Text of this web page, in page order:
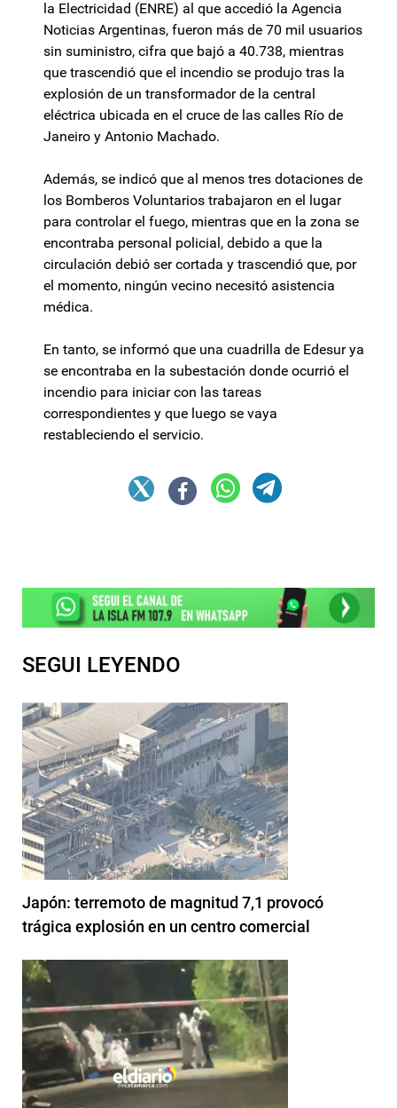
la Electricidad (ENRE) al que accedió la Agencia
Noticias Argentinas, fueron más de 70 mil usuarios
sin suministro, cifra que bajó a 40.738, mientras
que trascendió que el incendio se produjo tras la
explosión de un transformador de la central
eléctrica ubicada en el cruce de las calles Río de
Janeiro y Antonio Machado.
Además, se indicó que al menos tres dotaciones de
los Bomberos Voluntarios trabajaron en el lugar
para controlar el fuego, mientras que en la zona se
encontraba personal policial, debido a que la
circulación debió ser cortada y trascendió que, por
el momento, ningún vecino necesitó asistencia
médica.
En tanto, se informó que una cuadrilla de Edesur ya
se encontraba en la subestación donde ocurrió el
incendio para iniciar con las tareas
correspondientes y que luego se vaya
restableciendo el servicio.
SEGUI LEYENDO
Japón: terremoto de magnitud 7,1 provocó
trágica explosión en un centro comercial